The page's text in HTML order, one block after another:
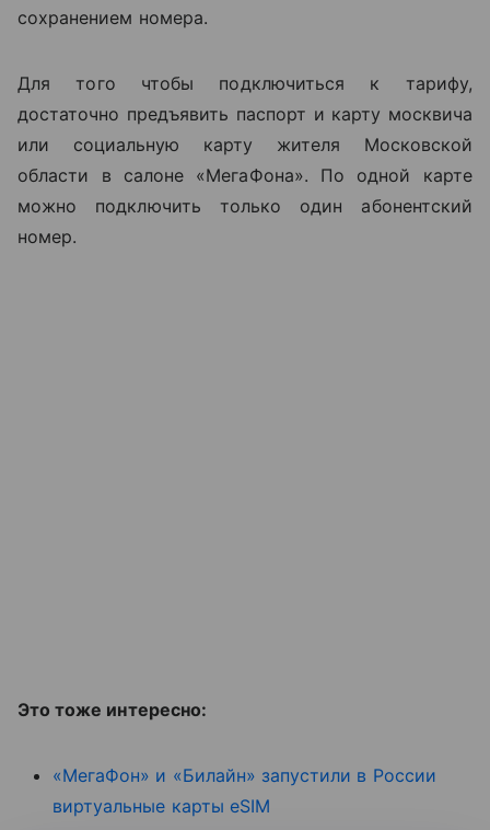
сохранением номера.
Для того чтобы подключиться к тарифу,
достаточно предъявить паспорт и карту москвича
или социальную карту жителя Московской
области в салоне «МегаФона». По одной карте
можно подключить только один абонентский
номер.
Это тоже интересно:
«МегаФон» и «Билайн» запустили в России
виртуальные карты eSIM